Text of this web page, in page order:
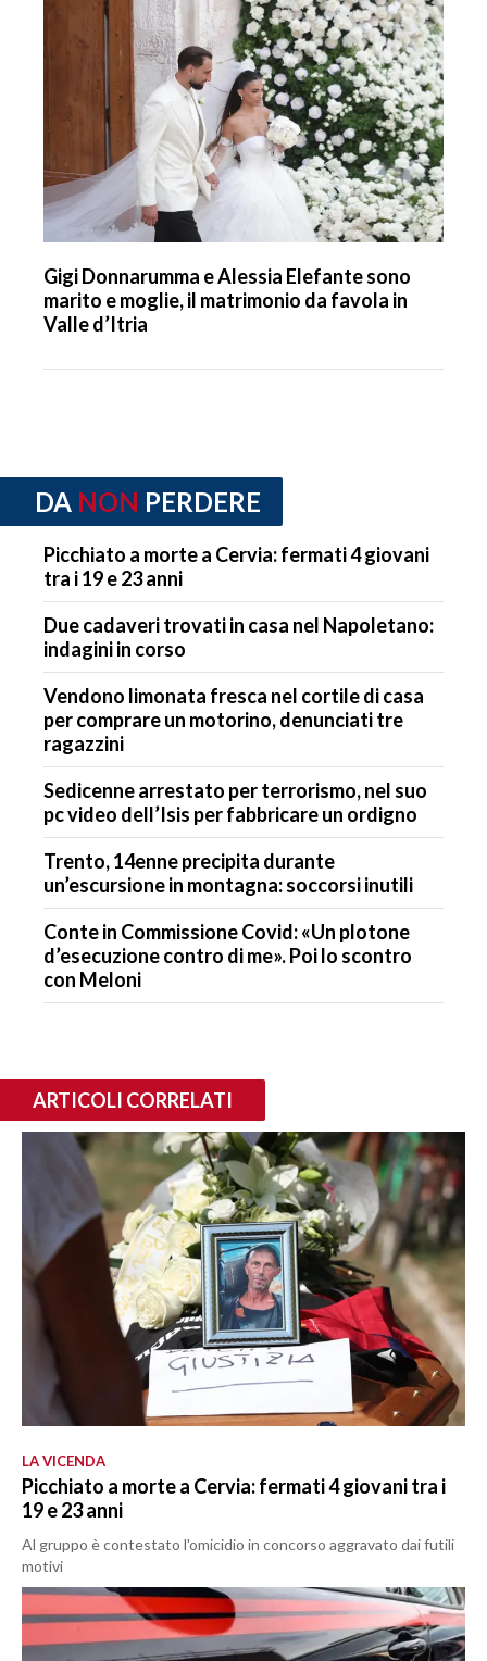
Gigi Donnarumma e Alessia Elefante sono
marito e moglie, il matrimonio da favola in
Valle d’Itria
DA NON PERDERE
Picchiato a morte a Cervia: fermati 4 giovani
tra i 19 e 23 anni
Due cadaveri trovati in casa nel Napoletano:
indagini in corso
Vendono limonata fresca nel cortile di casa
per comprare un motorino, denunciati tre
ragazzini
Sedicenne arrestato per terrorismo, nel suo
pc video dell’Isis per fabbricare un ordigno
Trento, 14enne precipita durante
un’escursione in montagna: soccorsi inutili
Conte in Commissione Covid: «Un plotone
d’esecuzione contro di me». Poi lo scontro
con Meloni
ARTICOLI CORRELATI
LA VICENDA
Picchiato a morte a Cervia: fermati 4 giovani tra i
19 e 23 anni
Al gruppo è contestato l'omicidio in concorso aggravato dai futili
motivi